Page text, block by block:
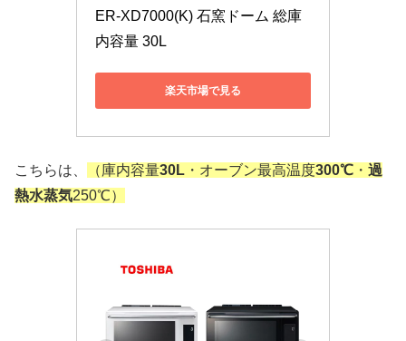
ER-XD7000(K) 石窯ドーム 総庫
内容量 30L
楽天市場で見る
こちらは、 （庫内容量30L ・オーブン最高温度300℃ ・ 過
熱水蒸気250℃）